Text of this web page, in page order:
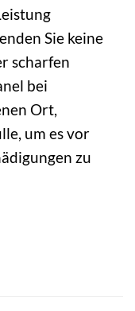
Sie keine
scharfen
bei
Ort,
um es vor
zu